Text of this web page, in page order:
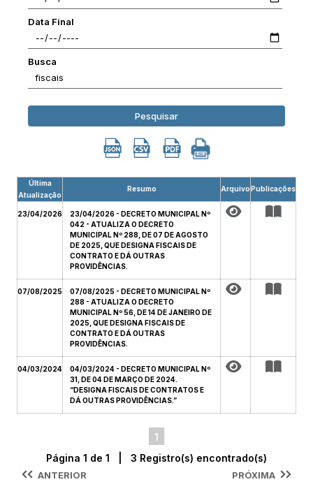
Data Final
Busca
Pesquisar
Última
Atualização
Resumo ArquivoPublicações
23/04/2026
23/04/2026 - DECRETO MUNICIPAL Nº
042 - ATUALIZA O DECRETO
MUNICIPAL Nº 288, DE 07 DE AGOSTO
DE 2025, QUE DESIGNA FISCAIS DE
CONTRATO E DÁ OUTRAS
PROVIDÊNCIAS.
07/08/2025
07/08/2025 - DECRETO MUNICIPAL Nº
288 - ATUALIZA O DECRETO
MUNICIPAL Nº 56, DE 14 DE JANEIRO DE
2025, QUE DESIGNA FISCAIS DE
CONTRATO E DÁ OUTRAS
PROVIDÊNCIAS.
04/03/2024
04/03/2024 - DECRETO MUNICIPAL Nº
31, DE 04 DE MARÇO DE 2024.
“DESIGNA FISCAIS DE CONTRATOS E
DÁ OUTRAS PROVIDÊNCIAS.”
1
ANTERIOR
Página 1 de 1 | 3 Registro(s) encontrado(s)
PRÓXIMA